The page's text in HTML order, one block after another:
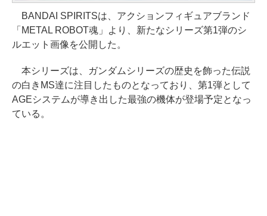
BANDAI SPIRITSは、アクションフィギュアブランド
「METAL ROBOT魂」より、新たなシリーズ第1弾のシ
ルエット画像を公開した。
本シリーズは、ガンダムシリーズの歴史を飾った伝説
の白きMS達に注目したものとなっており、第1弾として
AGEシステムが導き出した最強の機体が登場予定となっ
ている。